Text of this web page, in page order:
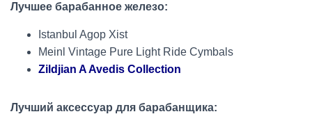
Лучшее барабанное железо:
Istanbul Agop Xist
Meinl Vintage Pure Light Ride Cymbals
Zildjian A Avedis Collection
Лучший аксессуар для барабанщика: